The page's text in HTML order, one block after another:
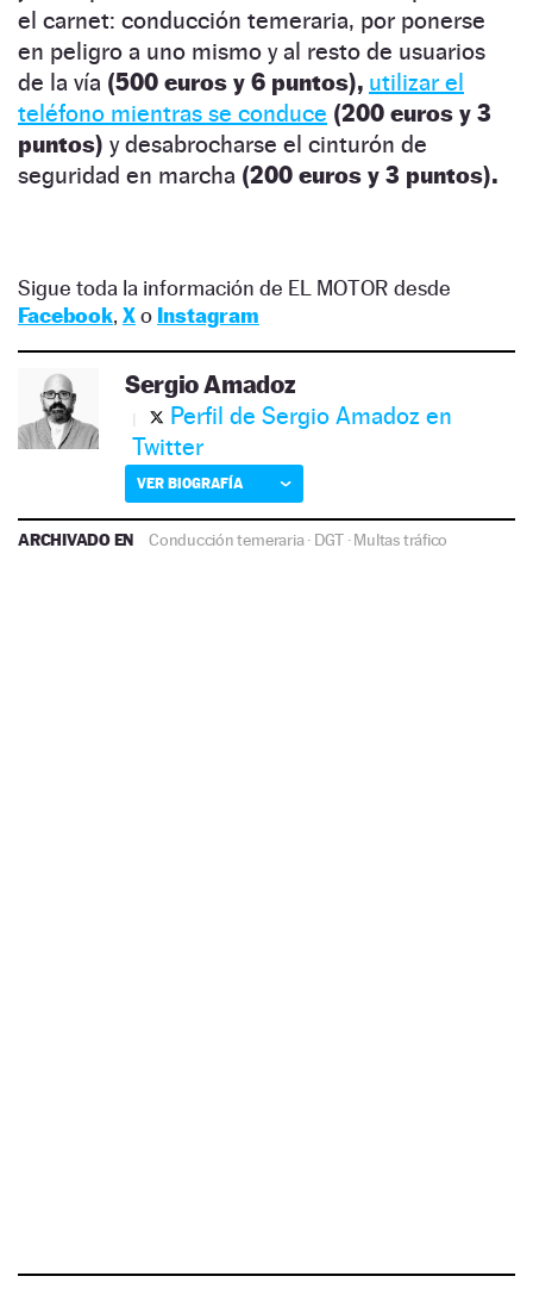
el carnet: conducción temeraria, por ponerse
en peligro a uno mismo y al resto de usuarios
de la vía (500 euros y 6 puntos), utilizar el
teléfono mientras se conduce (200 euros y 3
puntos) y desabrocharse el cinturón de
seguridad en marcha (200 euros y 3 puntos).
Sigue toda la información de EL MOTOR desde
Facebook, Xo Instagram
Sergio Amadoz
Perfil de Sergio Amadoz en
Twitter
VER BIOGRAFÍA
ARCHIVADO EN Conducción temeraria· DGT ·Multas tráfico